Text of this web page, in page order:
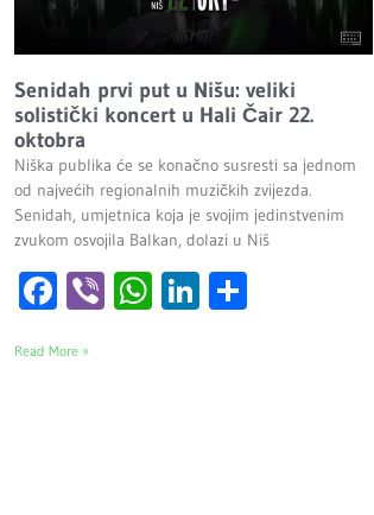
Senidah prvi put u Nišu: veliki
solistički koncert u Hali Čair 22.
oktobra
Niška publika će se konačno susresti sa jednom
od najvećih regionalnih muzičkih zvijezda.
Senidah, umjetnica koja je svojim jedinstvenim
zvukom osvojila Balkan, dolazi u Niš
Facebook
ViberWhatsApp
LinkedIn
Read More »